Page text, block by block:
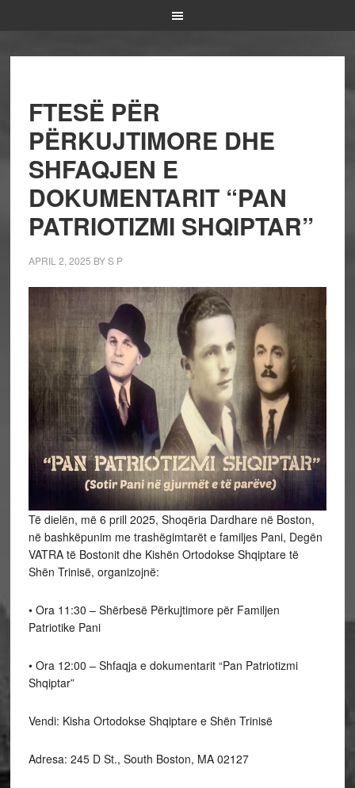
FTESË PËR
PËRKUJTIMORE DHE
SHFAQJEN E
DOKUMENTARIT “PAN
PATRIOTIZMI SHQIPTAR”
APRIL 2, 2025 BYS P
Të dielën, më 6 prill 2025, Shoqëria Dardhare në Boston,
në bashkëpunim me trashëgimtarët e familjes Pani, Degën
VATRA të Bostonit dhe Kishën Ortodokse Shqiptare të
Shën Trinisë, organizojnë:
• Ora 11:30 – Shërbesë Përkujtimore për Familjen
Patriotike Pani
• Ora 12:00 – Shfaqja e dokumentarit “Pan Patriotizmi
Shqiptar”
Vendi: Kisha Ortodokse Shqiptare e Shën Trinisë
Adresa: 245 D St., South Boston, MA 02127